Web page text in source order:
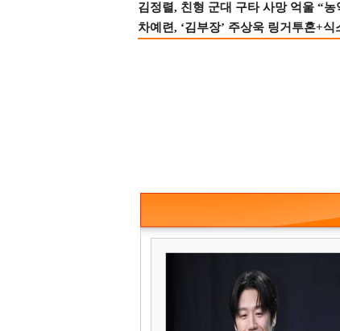
김정렬, 친형 군대 구타 사망 억울 “
차예련, ‘김부장’ 주상욱 링거투혼+